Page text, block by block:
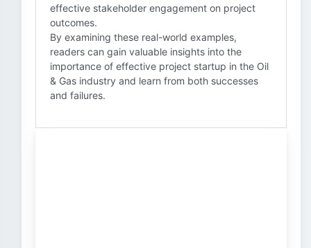
effective stakeholder engagement on project
outcomes.
By examining these real-world examples,
readers can gain valuable insights into the
importance of effective project startup in the Oil
& Gas industry and learn from both successes
and failures.